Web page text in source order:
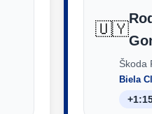
🇺🇾
Škoda
Biela